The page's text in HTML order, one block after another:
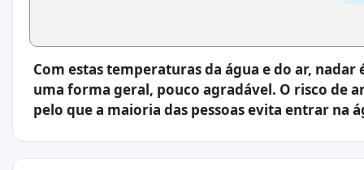
Com estas temperaturas da água e do ar,
uma forma geral, pouco agradável. O risco de
pelo que a maioria das pessoas evita entrar na